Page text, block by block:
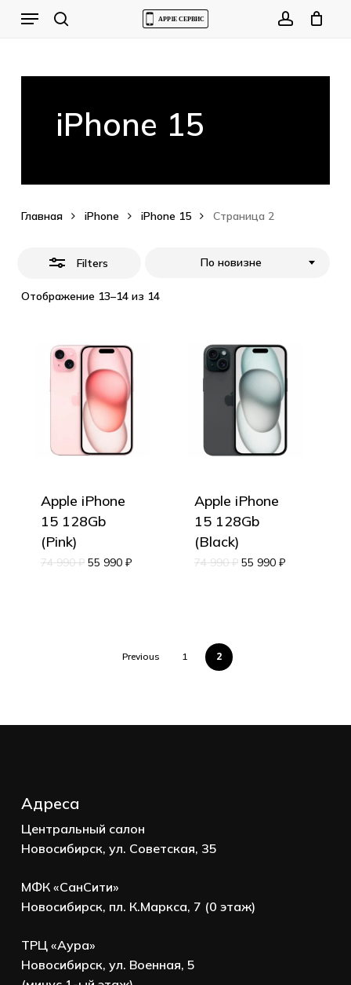
Menu
Корзина пуста.
Go to shop
iPhone 15
Главная iPhone iPhone 15 Страница 2
Filters
Отображение 13–14 из 14
По новизне
Apple iPhone
15 128Gb
(Pink)
74 990₽ 55 990 ₽
Apple iPhone
15 128Gb
(Black)
74 990₽ 55 990 ₽
Previous 1 2
Адреса
Центральный салон
Новосибирск, ул. Советская, 35
МФК «СанСити»
Новосибирск, пл. К.Маркса, 7 (0 этаж)
ТРЦ «Аура»
Новосибирск, ул. Военная, 5